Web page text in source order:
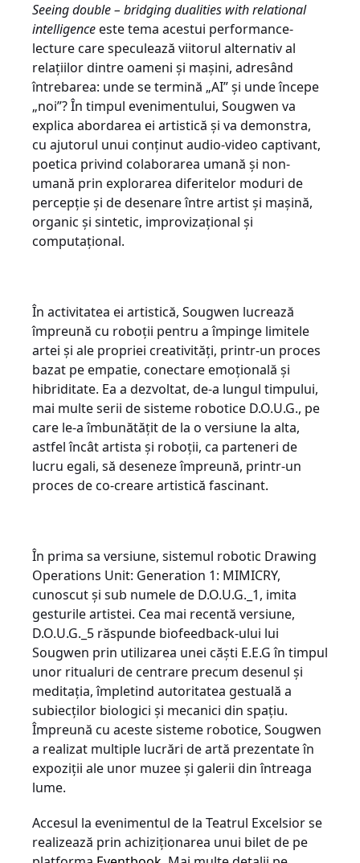
Seeing double – bridging dualities with relational
intelligenceeste tema acestui performance-
lecture care speculează viitorul alternativ al
relațiilor dintre oameni și mașini, adresând
întrebarea: unde se termină „AI” și unde începe
„noi”? În timpul evenimentului, Sougwen va
explica abordarea ei artistică și va demonstra,
cu ajutorul unui conținut audio-video captivant,
poetica privind colaborarea umană și non-
umană prin explorarea diferitelor moduri de
percepție și de desenare între artist și mașină,
organic și sintetic, improvizațional și
computațional.
În activitatea ei artistică, Sougwen lucrează
împreună cu roboții pentru a împinge limitele
artei și ale propriei creativități, printr-un proces
bazat pe empatie, conectare emoțională și
hibriditate. Ea a dezvoltat, de-a lungul timpului,
mai multe serii de sisteme robotice D.O.U.G., pe
care le-a îmbunătățit de la o versiune la alta,
astfel încât artista și roboții, ca parteneri de
lucru egali, să deseneze împreună, printr-un
proces de co-creare artistică fascinant.
În prima sa versiune, sistemul robotic Drawing
Operations Unit: Generation 1: MIMICRY,
cunoscut și sub numele de D.O.U.G._1, imita
gesturile artistei. Cea mai recentă versiune,
D.O.U.G._5 răspunde biofeedback-ului lui
Sougwen prin utilizarea unei căști E.E.G în timpul
unor ritualuri de centrare precum desenul și
meditația, împletind autoritatea gestuală a
subiecților biologici și mecanici din spațiu.
Împreună cu aceste sisteme robotice, Sougwen
a realizat multiple lucrări de artă prezentate în
expoziții ale unor muzee și galerii din întreaga
lume.
Accesul la evenimentul de la Teatrul Excelsior se
realizează prin achiziționarea unui bilet de pe